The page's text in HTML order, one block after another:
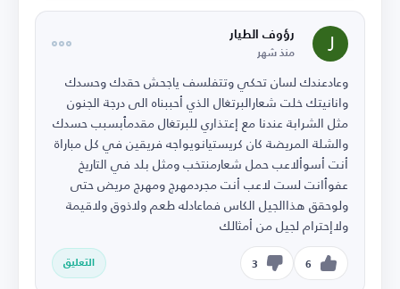
رؤوف الطيار
منذ شهر
وعادعندك لسان تحكي وتتفلسف ياجحش حقدك وحسدك
وانانيتك خلت شعارالبرتغال الذي أحببناه الى درجة الجنون
مثل الشرابة عندنا مع إعتذاري للبرتغال مقدمٱبسبب حسدك
والشلة المريضة كان كريستيانويواجه فريقين في كل مباراة
أنت أسوألاعب حمل شعارمنتخب ومثل بلد في التاريخ
عفوٱانت لست لاعب أنت مجردمهرج ومهرج مريض حتى
ولوحقق هذاالجيل الكاس فماعادله طعم ولاذوق ولاقيمة
ولاإحترام لجيل من أمثالك
6
3 التعليق